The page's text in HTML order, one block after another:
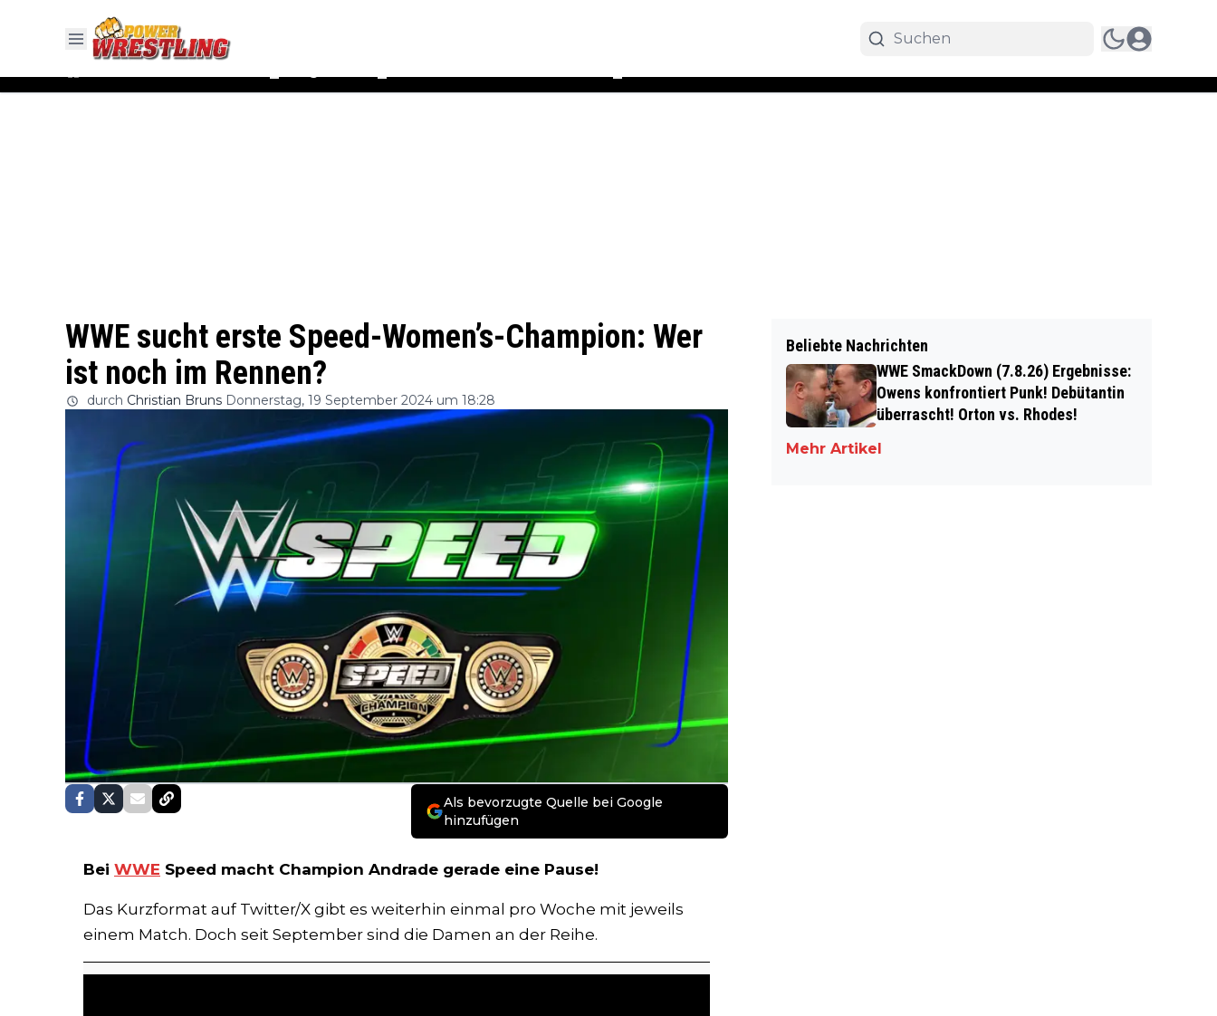
WWE sucht erste Speed-Women’s-Champion: Wer
ist noch im Rennen?
durch Christian Bruns Donnerstag, 19 September 2024 um 18:28
Als bevorzugte Quelle bei Google
hinzufügen
Bei WWE Speed macht Champion Andrade gerade eine Pause!
Das Kurzformat auf Twitter/X gibt es weiterhin einmal pro Woche mit jeweils
einem Match. Doch seit September sind die Damen an der Reihe.
Beliebte Nachrichten
WWE SmackDown (7.8.26) Ergebnisse:
Owens konfrontiert Punk! Debütantin
überrascht! Orton vs. Rhodes!
Mehr Artikel